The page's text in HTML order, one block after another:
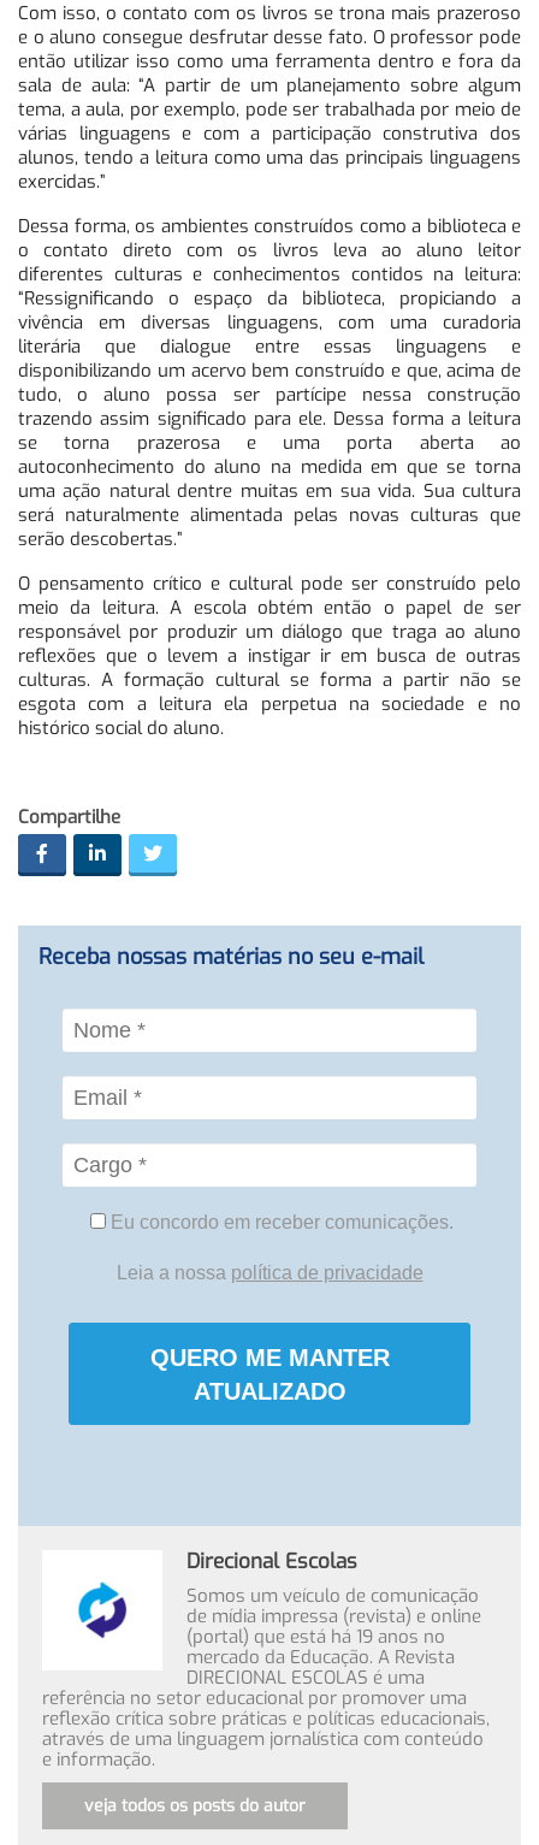
Com isso, o contato com os livros se trona mais prazeroso
e o aluno consegue desfrutar desse fato. O professor pode
então utilizar isso como uma ferramenta dentro e fora da
sala de aula: “A partir de um planejamento sobre algum
tema, a aula, por exemplo, pode ser trabalhada por meio de
várias linguagens e com a participação construtiva dos
alunos, tendo a leitura como uma das principais linguagens
exercidas.”
Dessa forma, os ambientes construídos como a biblioteca e
o contato direto com os livros leva ao aluno leitor
diferentes culturas e conhecimentos contidos na leitura:
“Ressignificando o espaço da biblioteca, propiciando a
vivência em diversas linguagens, com uma curadoria
literária que dialogue entre essas linguagens e
disponibilizando um acervo bem construído e que, acima de
tudo, o aluno possa ser partícipe nessa construção
trazendo assim significado para ele. Dessa forma a leitura
se torna prazerosa e uma porta aberta ao
autoconhecimento do aluno na medida em que se torna
uma ação natural dentre muitas em sua vida. Sua cultura
será naturalmente alimentada pelas novas culturas que
serão descobertas.”
O pensamento crítico e cultural pode ser construído pelo
meio da leitura. A escola obtém então o papel de ser
responsável por produzir um diálogo que traga ao aluno
reflexões que o levem a instigar ir em busca de outras
culturas. A formação cultural se forma a partir não se
esgota com a leitura ela perpetua na sociedade e no
histórico social do aluno.
Compartilhe
Receba nossas matérias no seu e-mail
Eu concordo em receber comunicações.
Leia a nossa política de privacidade
QUERO ME MANTER
ATUALIZADO
Direcional Escolas
Somos um veículo de comunicação
de mídia impressa (revista) e online
(portal) que está há 19 anos no
mercado da Educação. A Revista
DIRECIONAL ESCOLAS é uma
referência no setor educacional por promover uma
reflexão crítica sobre práticas e políticas educacionais,
através de uma linguagem jornalística com conteúdo
e informação.
veja todos os posts do autor